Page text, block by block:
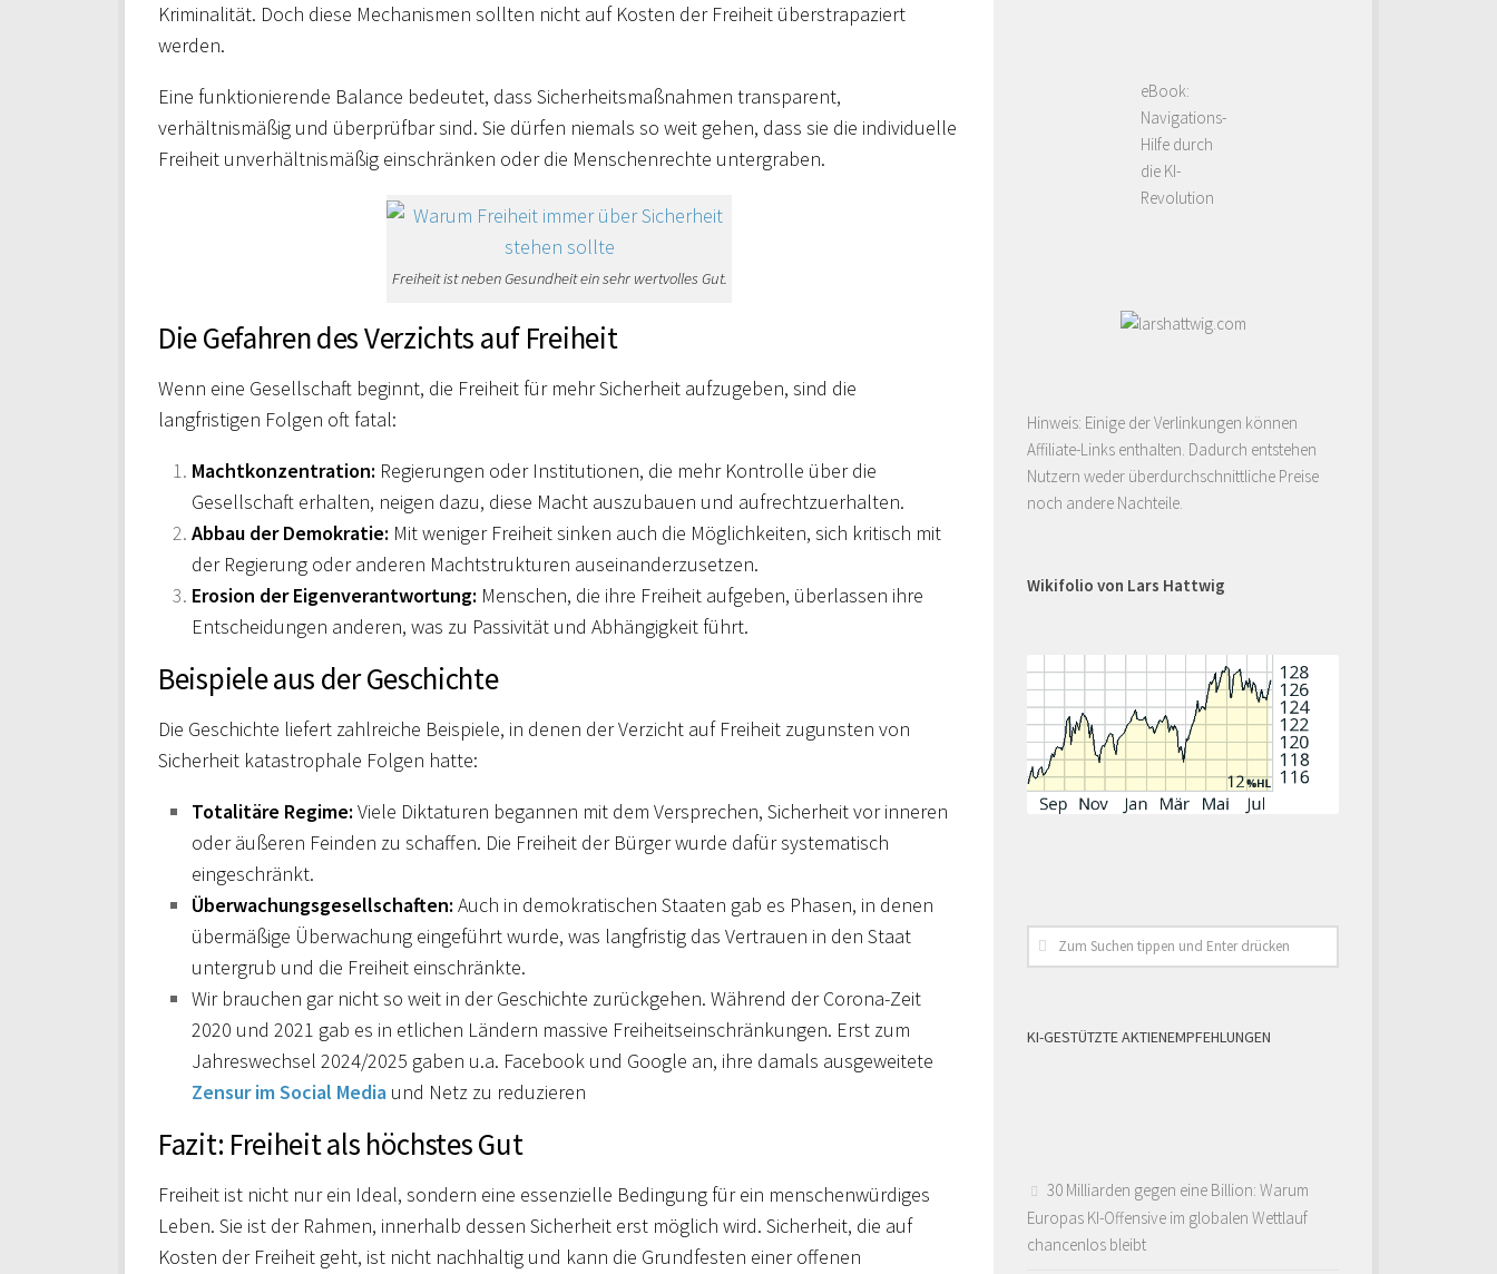
Kriminalität. Doch diese Mechanismen sollten nicht auf Kosten der Freiheit überstrapaziert
werden.
Eine funktionierende Balance bedeutet, dass Sicherheitsmaßnahmen transparent,
verhältnismäßig und überprüfbar sind. Sie dürfen niemals so weit gehen, dass sie die individuelle
Freiheit unverhältnismäßig einschränken oder die Menschenrechte untergraben.
Freiheit ist neben Gesundheit ein sehr wertvolles Gut.
Die Gefahren des Verzichts auf Freiheit
Wenn eine Gesellschaft beginnt, die Freiheit für mehr Sicherheit aufzugeben, sind die
langfristigen Folgen oft fatal:
Machtkonzentration: Regierungen oder Institutionen, die mehr Kontrolle über die
Gesellschaft erhalten, neigen dazu, diese Macht auszubauen und aufrechtzuerhalten.
Abbau der Demokratie: Mit weniger Freiheit sinken auch die Möglichkeiten, sich kritisch mit
der Regierung oder anderen Machtstrukturen auseinanderzusetzen.
Erosion der Eigenverantwortung: Menschen, die ihre Freiheit aufgeben, überlassen ihre
Entscheidungen anderen, was zu Passivität und Abhängigkeit führt.
Beispiele aus der Geschichte
Die Geschichte liefert zahlreiche Beispiele, in denen der Verzicht auf Freiheit zugunsten von
Sicherheit katastrophale Folgen hatte:
Totalitäre Regime: Viele Diktaturen begannen mit dem Versprechen, Sicherheit vor inneren
oder äußeren Feinden zu schaffen. Die Freiheit der Bürger wurde dafür systematisch
eingeschränkt.
Überwachungsgesellschaften: Auch in demokratischen Staaten gab es Phasen, in denen
übermäßige Überwachung eingeführt wurde, was langfristig das Vertrauen in den Staat
untergrub und die Freiheit einschränkte.
Wir brauchen gar nicht so weit in der Geschichte zurückgehen. Während der Corona-Zeit
2020 und 2021 gab es in etlichen Ländern massive Freiheitseinschränkungen. Erst zum
Jahreswechsel 2024/2025 gaben u.a. Facebook und Google an, ihre damals ausgeweitete
Zensur im Social Media und Netz zu reduzieren
Fazit: Freiheit als höchstes Gut
Freiheit ist nicht nur ein Ideal, sondern eine essenzielle Bedingung für ein menschenwürdiges
Leben. Sie ist der Rahmen, innerhalb dessen Sicherheit erst möglich wird. Sicherheit, die auf
Kosten der Freiheit geht, ist nicht nachhaltig und kann die Grundfesten einer offenen
eBook:
Navigations-
Hilfe durch
die KI-
Revolution
Hinweis: Einige der Verlinkungen können
Affiliate-Links enthalten. Dadurch entstehen
Nutzern weder überdurchschnittliche Preise
noch andere Nachteile.
Wikifolio von Lars Hattwig
KI-GESTÜTZTE AKTIENEMPFEHLUNGEN
30 Milliarden gegen eine Billion: Warum
Europas KI-Offensive im globalen Wettlauf
chancenlos bleibt